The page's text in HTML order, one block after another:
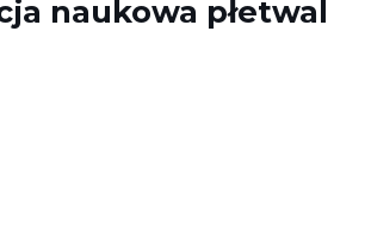
naukowa płetwal